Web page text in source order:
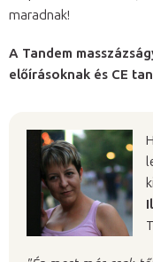
maradnak!
A Tandem
előírásoknak és CE